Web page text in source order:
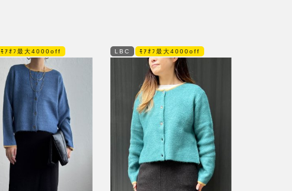
ﾓｱｵﾌ最大4000off LBC ﾓｱｵﾌ最大4000off